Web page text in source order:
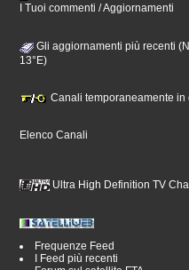
I Tuoi commenti / Aggiornamenti
Gli aggiornamenti più recenti
13°E)
Canali temporaneamente in
Elenco Canali
Ultra High Definition TV
Frequenze Feed
I Feed più recenti